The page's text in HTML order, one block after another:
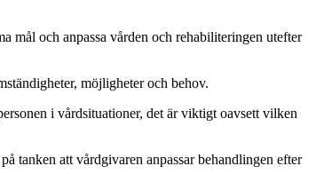
mål och anpassa vården och rehabiliteringen utefter
möjligheter och behov.
i vårdsituationer, det är viktigt oavsett vilken
tanken att vårdgivaren anpassar behandlingen efter